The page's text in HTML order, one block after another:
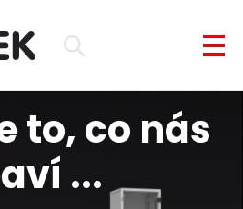
to, co nás
...